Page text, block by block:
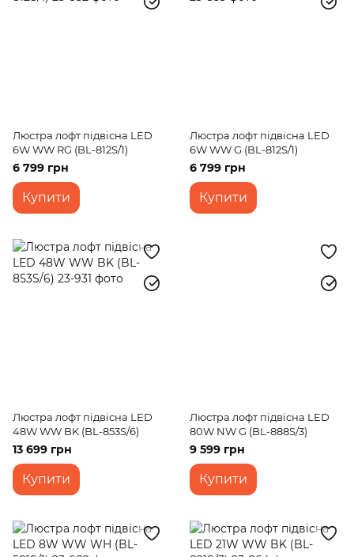
Люстра лофт підвісна LED
6W WW RG (BL-812S/1)
6 799 грн
Купити
Люстра лофт підвісна LED
6W WW G (BL-812S/1)
6 799 грн
Купити
Люстра лофт підвісна LED
48W WW BK (BL-853S/6)
13 699 грн
Купити
Люстра лофт підвісна LED
80W NW G (BL-888S/3)
9 599 грн
Купити